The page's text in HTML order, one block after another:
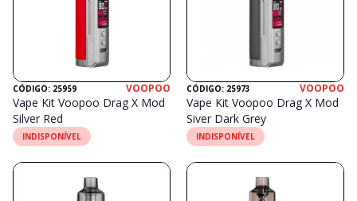
CÓDIGO: 25959 VOOPOO
Vape Kit Voopoo Drag X Mod
Silver Red
INDISPONÍVEL
CÓDIGO: 25973 VOOPOO
Vape Kit Voopoo Drag X Mod
Siver Dark Grey
INDISPONÍVEL